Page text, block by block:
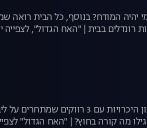
יהיה המודח? בנוסף, כל הבית
בבית | "האח הגדול", לצפייה
משימת האפליקציות ממשיכה לשגע את הבית! ענבל בשעשועון
מה קורה בחוץ? | "האח הגדול"